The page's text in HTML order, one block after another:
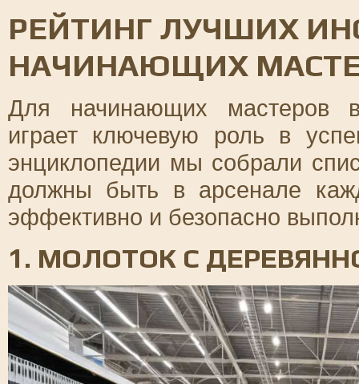
РЕЙТИНГ ЛУЧШИХ
НАЧИНАЮЩИХ
Для начинающих мастеров
играет ключевую роль в
энциклопедии мы собрали
должны быть в арсенале
эффективно и безопасно
1. МОЛОТОК С